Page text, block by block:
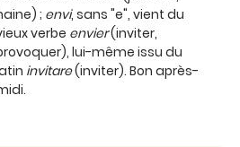
; envi, sans "e", vient du
verbe envier(inviter,
lui-même issu du
invitare(inviter). Bon après-